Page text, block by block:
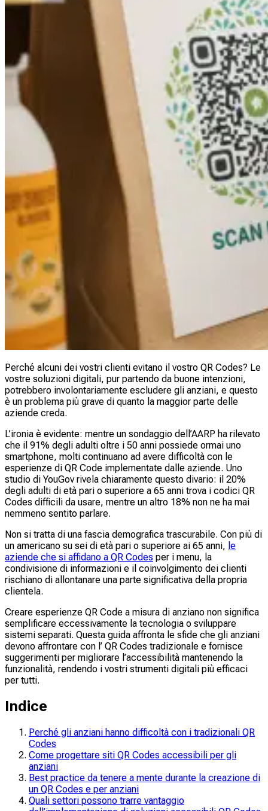
Perché alcuni dei vostri clienti evitano il vostro QR Codes? Le
vostre soluzioni digitali, pur partendo da buone intenzioni,
potrebbero involontariamente escludere gli anziani, e questo
è un problema più grave di quanto la maggior parte delle
aziende creda.
L’ironia è evidente: mentre un sondaggio dell’AARP ha rilevato
che il 91% degli adulti oltre i 50 anni possiede ormai uno
smartphone, molti continuano ad avere difficoltà con le
esperienze di QR Code implementate dalle aziende. Uno
studio di YouGov rivela chiaramente questo divario: il 20%
degli adulti di età pari o superiore a 65 anni trova i codici QR
Codes difficili da usare, mentre un altro 18% non ne ha mai
nemmeno sentito parlare.
Non si tratta di una fascia demografica trascurabile. Con più di
un americano su sei di età pari o superiore ai 65 anni, le
aziende che si affidano a QR Codes per i menu, la
condivisione di informazioni e il coinvolgimento dei clienti
rischiano di allontanare una parte significativa della propria
clientela.
Creare esperienze QR Code a misura di anziano non significa
semplificare eccessivamente la tecnologia o sviluppare
sistemi separati. Questa guida affronta le sfide che gli anziani
devono affrontare con l’ QR Codes tradizionale e fornisce
suggerimenti per migliorare l’accessibilità mantenendo la
funzionalità, rendendo i vostri strumenti digitali più efficaci
per tutti.
Indice
Perché gli anziani hanno difficoltà con i tradizionali QR
Codes
Come progettare siti QR Codes accessibili per gli
anziani
Best practice da tenere a mente durante la creazione di
un QR Codes e per anziani
Quali settori possono trarre vantaggio